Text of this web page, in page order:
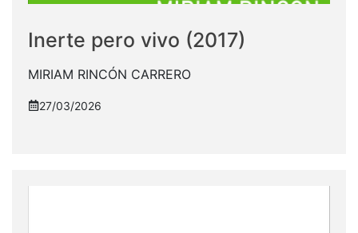
Inerte pero vivo (2017)
MIRIAM RINCÓN CARRERO
27/03/2026